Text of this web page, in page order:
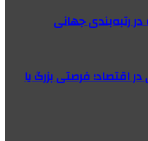
رتبه‌بندی جهانی
اقتصاد؛ فرصتی بزرگ یا